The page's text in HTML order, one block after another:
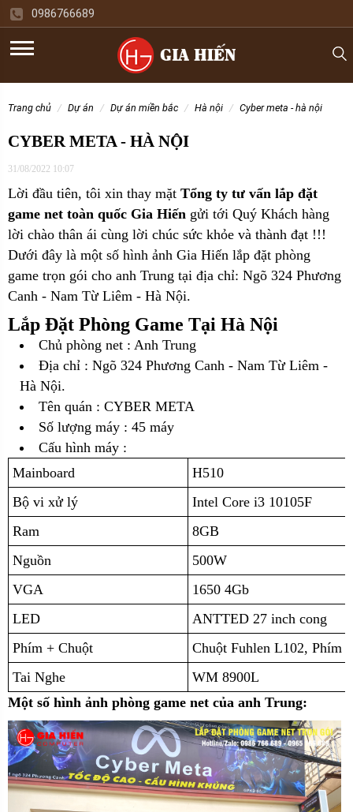
0986766689
trang chủ dự án dự án miền bắc hà nội cyber meta - hà nội
CYBER META - HÀ NỘI
31/08/2022 10:07
Lời đầu tiên, tôi xin thay mặt Tổng ty tư vấn lắp đặt
game net toàn quốc Gia Hiến gửi tới Quý Khách hàng
lời chào thân ái cùng lời chúc sức khỏe và thành đạt !!!
Dưới đây là một số hình ảnh Gia Hiến lắp đặt phòng
game trọn gói cho anh Trung tại địa chỉ: Ngõ 324 Phương
Canh - Nam Từ Liêm - Hà Nội.
Lắp Đặt Phòng Game Tại Hà Nội
Chủ phòng net : Anh Trung
Địa chỉ : Ngõ 324 Phương Canh - Nam Từ Liêm -
Hà Nội.
Tên quán : CYBER META
Số lượng máy : 45 máy
Cấu hình máy :
Mainboard
H510
Bộ vi xử lý
Intel Core i3 10105F
Ram
8GB
Nguồn
500W
VGA
1650 4Gb
LED
ANTTED 27 inch cong
Phím + Chuột
Chuột Fuhlen L102, Phím
Tai Nghe
WM 8900L
Một số hình ảnh phòng game net của anh Trung: